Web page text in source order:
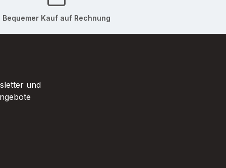
Bequemer Kauf auf Rechnung
und